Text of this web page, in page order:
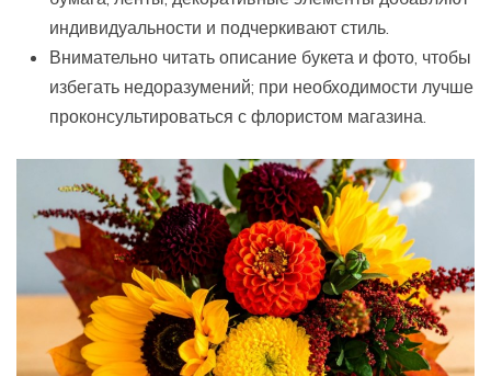
индивидуальности и подчеркивают стиль.
Внимательно читать описание букета и фото, чтобы
избегать недоразумений; при необходимости лучше
проконсультироваться с флористом магазина.